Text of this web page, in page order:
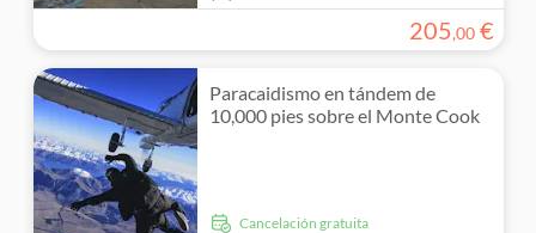
205,00 €
Paracaidismo en tándem de
10,000 pies sobre el Monte Cook
cancelación gratuita